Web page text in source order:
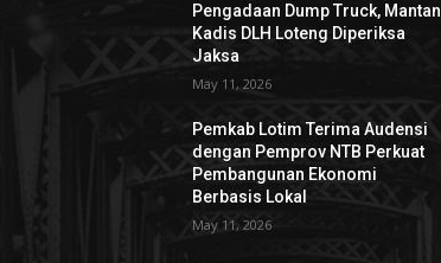
Pengadaan Dump Truck, Mantan
Kadis DLH Loteng Diperiksa
Jaksa
May 11, 2026
Pemkab Lotim Terima Audensi
dengan Pemprov NTB Perkuat
Pembangunan Ekonomi
Berbasis Lokal
May 11, 2026